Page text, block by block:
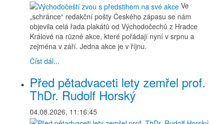
Ve
„schránce“ redakční pošty Českého zápasu se nám
objevila celá řada plakátů od Východočechů z Hradce
Králové na různé akce, které pořádají nyní v srpnu a
zejména v září. Jedna akce je v říjnu.
Číst dál...
Před pětadvaceti lety zemřel prof.
ThDr. Rudolf Horský
04.08.2026, 11:16:45